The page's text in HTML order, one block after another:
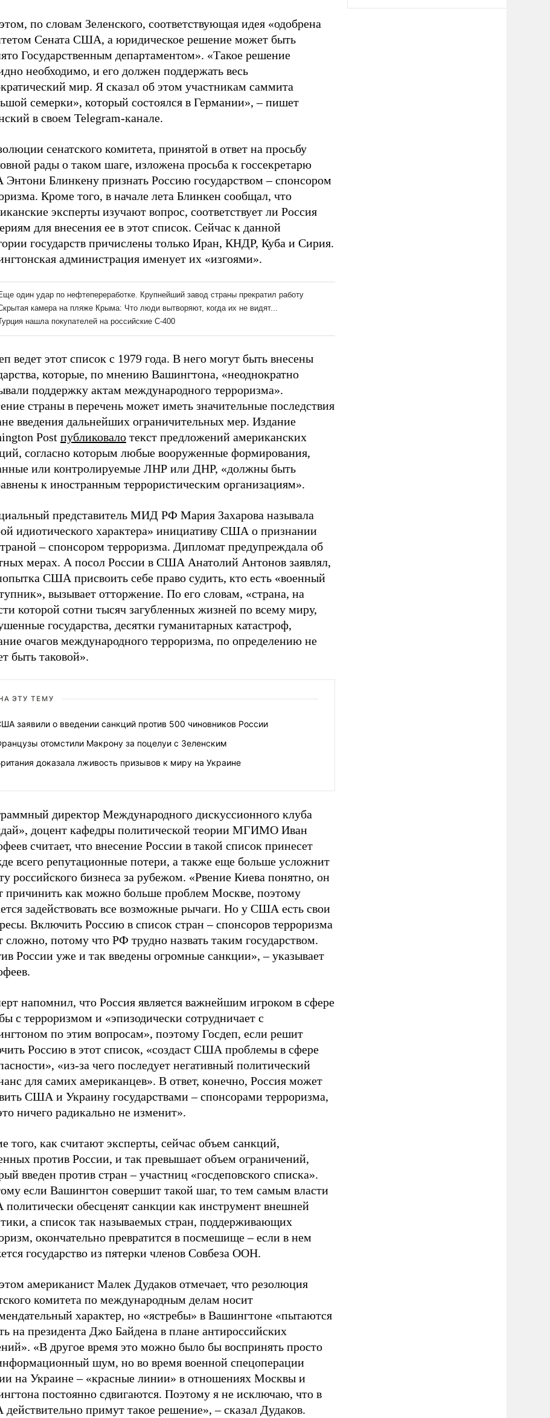
по словам Зеленского, соответствующая идея «одобрена
Сената США, а юридическое решение может быть
Государственным департаментом». «Такое решение
необходимо, и его должен поддержать весь
мир. Я сказал об этом участникам саммита
семерки», который состоялся в Германии», – пишет
в своем Telegram-канале.
сенатского комитета, принятой в ответ на просьбу
рады о таком шаге, изложена просьба к госсекретарю
Блинкену признать Россию государством – спонсором
Кроме того, в начале лета Блинкен сообщал, что
эксперты изучают вопрос, соответствует ли Россия
для внесения ее в этот список. Сейчас к данной
государств причислены только Иран, КНДР, Куба и Сирия.
администрация именует их «изгоями».
ведет этот список с 1979 года. В него могут быть внесены
которые, по мнению Вашингтона, «неоднократно
поддержку актам международного терроризма».
страны в перечень может иметь значительные последствия
введения дальнейших ограничительных мер. Издание
Post публиковало текст предложений американских
согласно которым любые вооруженные формирования,
или контролируемые ЛНР или ДНР, «должны быть
к иностранным террористическим организациям».
представитель МИД РФ Мария Захарова называла
идиотического характера» инициативу США о признании
– спонсором терроризма. Дипломат предупреждала об
мерах. А посол России в США Анатолий Антонов заявлял,
США присвоить себе право судить, кто есть «военный
вызывает отторжение. По его словам, «страна, на
которой сотни тысяч загубленных жизней по всему миру,
государства, десятки гуманитарных катастроф,
очагов международного терроризма, по определению не
быть таковой».
ЭТУ ТЕМУ
заявили о введении санкций против 500 чиновников России
отомстили Макрону за поцелуи с Зеленским
доказала лживость призывов к миру на Украине
директор Международного дискуссионного клуба
доцент кафедры политической теории МГИМО Иван
считает, что внесение России в такой список принесет
всего репутационные потери, а также еще больше усложнит
российского бизнеса за рубежом. «Рвение Киева понятно, он
причинить как можно больше проблем Москве, поэтому
задействовать все возможные рычаги. Но у США есть свои
Включить Россию в список стран – спонсоров терроризма
сложно, потому что РФ трудно назвать таким государством.
России уже и так введены огромные санкции», – указывает
напомнил, что Россия является важнейшим игроком в сфере
с терроризмом и «эпизодически сотрудничает с
по этим вопросам», поэтому Госдеп, если решит
Россию в этот список, «создаст США проблемы в сфере
«из-за чего последует негативный политический
для самих американцев». В ответ, конечно, Россия может
США и Украину государствами – спонсорами терроризма,
ничего радикально не изменит».
того, как считают эксперты, сейчас объем санкций,
против России, и так превышает объем ограничений,
введен против стран – участниц «госдеповского списка».
если Вашингтон совершит такой шаг, то тем самым власти
обесценят санкции как инструмент внешней
а список так называемых стран, поддерживающих
окончательно превратится в посмешище – если в нем
государство из пятерки членов Совбеза ООН.
американист Малек Дудаков отмечает, что резолюция
комитета по международным делам носит
характер, но «ястребы» в Вашингтоне «пытаются
на президента Джо Байдена в плане антироссийских
«В другое время это можно было бы воспринять просто
шум, но во время военной спецоперации
на Украине – «красные линии» в отношениях Москвы и
постоянно сдвигаются. Поэтому я не исключаю, что в
примут такое решение», – сказал Дудаков.